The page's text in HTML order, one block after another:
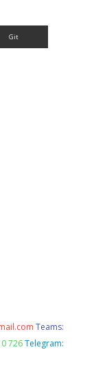
Teams:
726 Telegram: